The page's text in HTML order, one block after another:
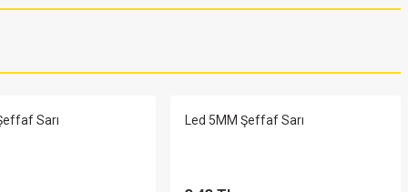
TL
Sarı Led 5MM Şeffaf Sarı